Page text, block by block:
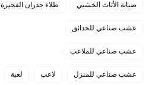
صيانة الأثاث الخشبي طلاء جدران الفجيرة
عشب صناعي للحدائق
عشب صناعي للملاعب
عشب صناعي للمنزل لاعب لعبة